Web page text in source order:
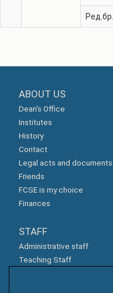
Ред.бр.
ABOUT US
Dean's Office
Institutes
History
Contact
Legal acts and documents
Friends
FCSE is my choice
Finances
STAFF
Administrative staff
Teaching Staff